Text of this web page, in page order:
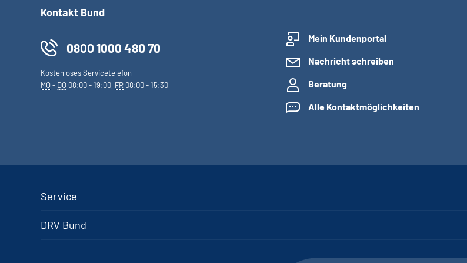
Kontakt Bund
0800 1000 480 70
Kostenloses Servicetelefon
MO- DO 08:00 - 19:00, FR 08:00 - 15:30
Mein Kundenportal
Nachricht schreiben
Beratung
Alle Kontaktmöglichkeiten
Service
DRV Bund